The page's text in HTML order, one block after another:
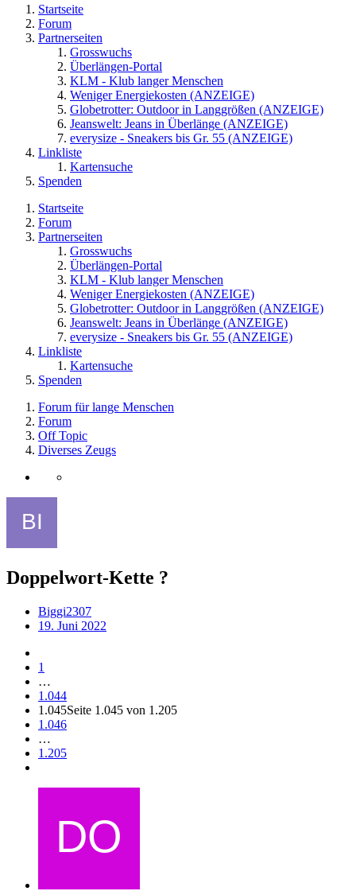
Startseite
Forum
Partnerseiten
Grosswuchs
Überlängen-Portal
KLM - Klub langer Menschen
Weniger Energiekosten (ANZEIGE)
Globetrotter: Outdoor in Langgrößen (ANZEIGE)
Jeanswelt: Jeans in Überlänge (ANZEIGE)
everysize - Sneakers bis Gr. 55 (ANZEIGE)
Linkliste
Kartensuche
Spenden
Startseite
Forum
Partnerseiten
Grosswuchs
Überlängen-Portal
KLM - Klub langer Menschen
Weniger Energiekosten (ANZEIGE)
Globetrotter: Outdoor in Langgrößen (ANZEIGE)
Jeanswelt: Jeans in Überlänge (ANZEIGE)
everysize - Sneakers bis Gr. 55 (ANZEIGE)
Linkliste
Kartensuche
Spenden
Forum für lange Menschen
Forum
Off Topic
Diverses Zeugs
Doppelwort-Kette ?
Biggi2307
19. Juni 2022
1
…
1.044
1.045Seite 1.045 von 1.205
1.046
…
1.205